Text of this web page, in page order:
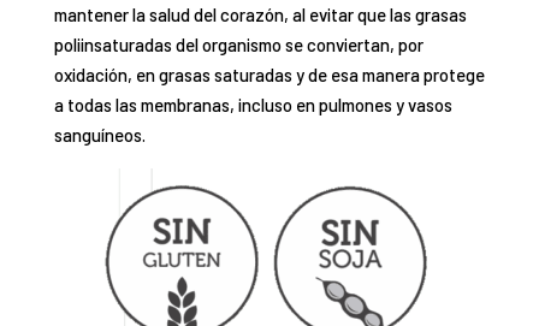
mantener la salud del corazón, al evitar que las grasas
poliinsaturadas del organismo se conviertan, por
oxidación, en grasas saturadas y de esa manera protege
a todas las membranas, incluso en pulmones y vasos
sanguíneos.